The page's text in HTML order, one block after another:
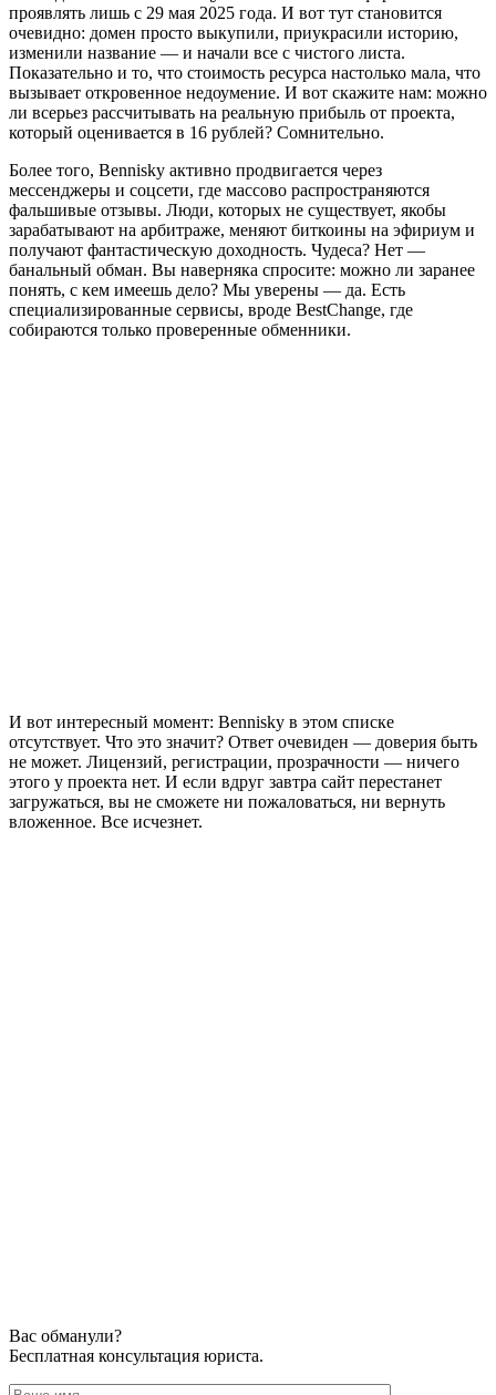
проявлять лишь с 29 мая 2025 года. И вот тут становится
очевидно: домен просто выкупили, приукрасили историю,
изменили название — и начали все с чистого листа.
Показательно и то, что стоимость ресурса настолько мала, что
вызывает откровенное недоумение. И вот скажите нам: можно
ли всерьез рассчитывать на реальную прибыль от проекта,
который оценивается в 16 рублей? Сомнительно.
Более того, Bennisky активно продвигается через
мессенджеры и соцсети, где массово распространяются
фальшивые отзывы. Люди, которых не существует, якобы
зарабатывают на арбитраже, меняют биткоины на эфириум и
получают фантастическую доходность. Чудеса? Нет —
банальный обман. Вы наверняка спросите: можно ли заранее
понять, с кем имеешь дело? Мы уверены — да. Есть
специализированные сервисы, вроде BestChange, где
собираются только проверенные обменники.
И вот интересный момент: Bennisky в этом списке
отсутствует. Что это значит? Ответ очевиден — доверия быть
не может. Лицензий, регистрации, прозрачности — ничего
этого у проекта нет. И если вдруг завтра сайт перестанет
загружаться, вы не сможете ни пожаловаться, ни вернуть
вложенное. Все исчезнет.
Вас обманули?
Бесплатная консультация юриста.